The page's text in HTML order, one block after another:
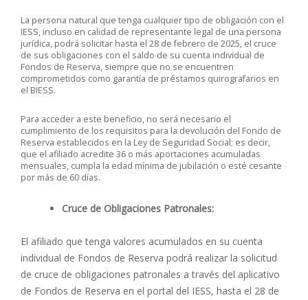
La persona natural que tenga cualquier tipo de obligación con el
IESS, incluso en calidad de representante legal de una persona
jurídica, podrá solicitar hasta el 28 de febrero de 2025, el cruce
de sus obligaciones con el saldo de su cuenta individual de
Fondos de Reserva, siempre que no se encuentren
comprometidos como garantía de préstamos quirografarios en
el BIESS.
Para acceder a este beneficio, no será necesario el
cumplimiento de los requisitos para la devolución del Fondo de
Reserva establecidos en la Ley de Seguridad Social; es decir,
que el afiliado acredite 36 o más aportaciones acumuladas
mensuales, cumpla la edad mínima de jubilación o esté cesante
por más de 60 días.
Cruce de Obligaciones Patronales:
El afiliado que tenga valores acumulados en su cuenta
individual de Fondos de Reserva podrá realizar la solicitud
de cruce de obligaciones patronales a través del aplicativo
de Fondos de Reserva en el portal del IESS, hasta el 28 de